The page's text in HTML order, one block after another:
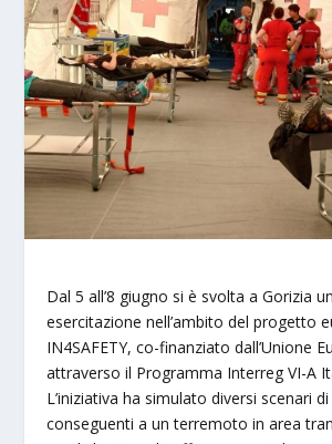
Dal 5 all’8 giugno si è svolta a Gorizia
esercitazione nell’ambito del progetto
IN4SAFETY, co-finanziato dall’Unione
attraverso il Programma Interreg VI-A
L’iniziativa ha simulato diversi scenari
conseguenti a un terremoto in area